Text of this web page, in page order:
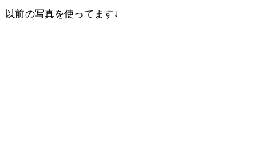
以前の写真を使ってます↓